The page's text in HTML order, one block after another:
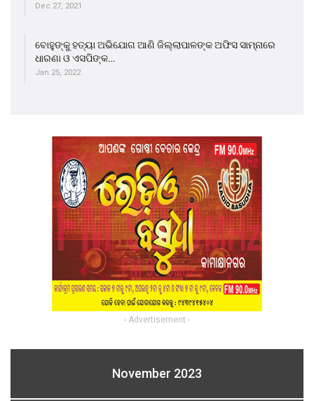
Dec 27, 2021
ବୋହୁଙ୍କୁ ହତ୍ୟା ଅଭିଯୋଗ ଆଣି ଜିଲ୍ଲାପାଳଙ୍କ ଅଫିସ ସାମ୍ନାରେ
ଧାରଣା ଓ ଏସପିଙ୍କ…
Jan 25, 2022
- Advertisement -
November 2023